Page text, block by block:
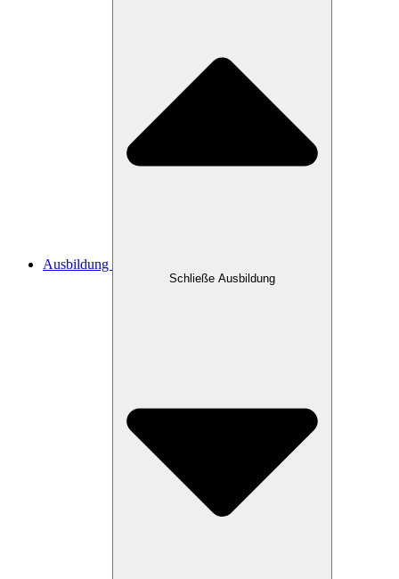
Ausbildung
Schließe Ausbildung